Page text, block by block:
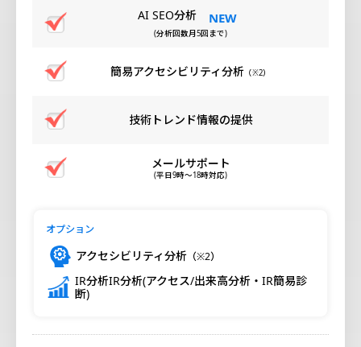
AI SEO分析
(分析回数月5回まで)
簡易アクセシビリティ分析 （※2）
技術トレンド情報の提供
メールサポート
(平日9時～18時対応)
オプション
アクセシビリティ分析 （※2）
IR分析IR分析(アクセス/出来高分析・IR簡易診
断)